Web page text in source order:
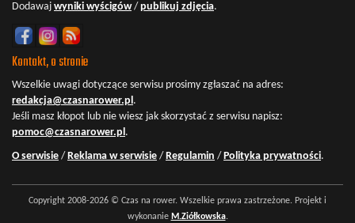
Dodawaj wyniki wyścigów/ publikuj zdjęcia.
Kontakt, o stronie
Wszelkie uwagi dotyczące serwisu prosimy zgłaszać na adres:
redakcja@czasnarower.pl.
Jeśli masz kłopot lub nie wiesz jak skorzystać z serwisu napisz:
pomoc@czasnarower.pl.
O serwisie / Reklama w serwisie / Regulamin / Polityka prywatności.
Copyright 2008-2026 © Czas na rower. Wszelkie prawa zastrzeżone. Projekt i
wykonanie M.Ziółkowska.